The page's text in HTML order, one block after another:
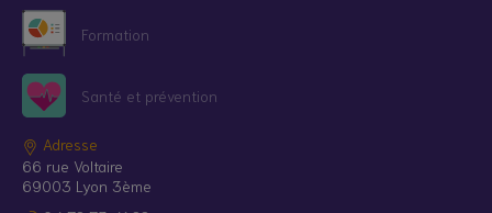
Formation
Santé et prévention
Adresse
66 rue Voltaire
69003 Lyon 3ème